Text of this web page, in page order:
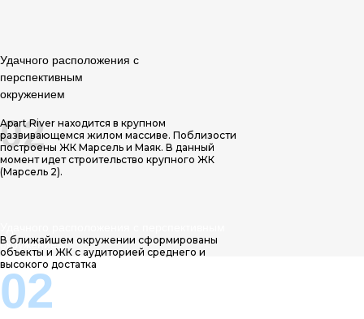
Удачного расположения с
перспективным
окружением
02
окружением
02
Apart River находится в крупном
развивающемся жилом массиве. Поблизости
построены ЖК Марсель и Маяк. В данный
момент идет строительство крупного ЖК
(Марсель 2).
В ближайшем окружении сформированы
объекты и ЖК с аудиторией среднего и
высокого достатка